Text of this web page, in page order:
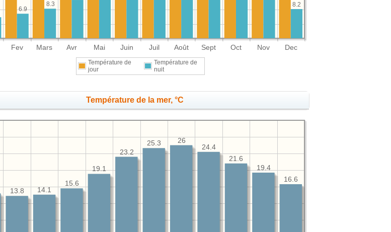
Fev Mars Avr Mai Juin Juil Août Sept Oct Nov Dec
8.2
8.3
6.9
Température de
jour
Température de
nuit
Température de la mer, °C
16.6
19.4
21.6
24.4
26
25.3
23.2
19.1
15.6
14.1
13.8